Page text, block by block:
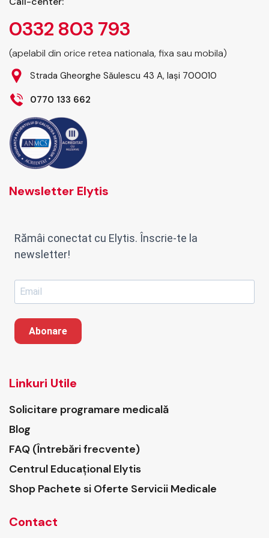
pentru a vă oferi suport
și îndrumare!
Înțelegerea…
0332 803 793
(apelabil din orice retea nationala, fixa sau mobila)
Strada Gheorghe Săulescu 43 A, Iași 700010
0770 133 662
Newsletter Elytis
Rămâi conectat cu Elytis. Înscrie-te la
newsletter!
Abonare
Linkuri Utile
Solicitare programare medicală
Blog
FAQ (Întrebări frecvente)
Centrul Educațional Elytis
Shop Pachete si Oferte Servicii Medicale
Contact